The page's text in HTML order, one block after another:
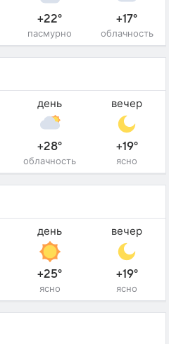
+22°
пасмурно
+17°
облачность
день
+28°
облачность
вечер
+19°
ясно
день
+25°
ясно
вечер
+19°
ясно